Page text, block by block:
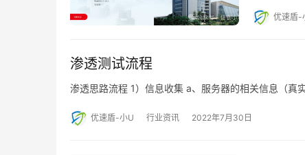
优速盾-
渗透测试流程
渗透思路流程 1）信息收集 a、服务器的相关信息（真
优速盾-小U 行业资讯 2022年7月30日